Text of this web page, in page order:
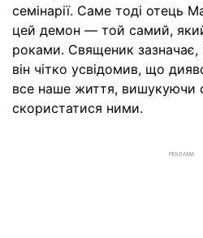
семінарії. Саме тоді отець
цей демон — той самий,
роками. Священик
він чітко усвідомив, що
все наше життя, вишукуючи
скористатися ними.
РЕКЛАМА